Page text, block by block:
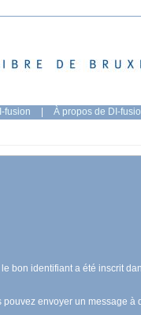
fusion | À propos de DI-
bon identifiant a été inscrit
pouvez envoyer un message à